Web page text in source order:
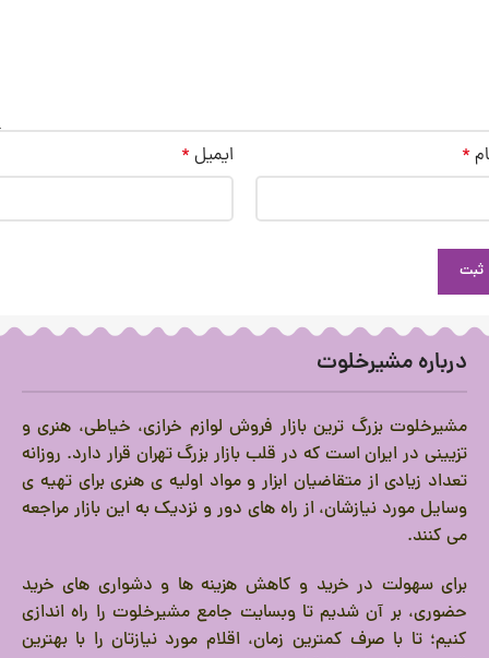
* ایمیل *
درباره مشیرخلوت
مشیرخلوت بزرگ ترین بازار فروش لوازم خرازی، خیاطی، هنری و
تزیینی در ایران است که در قلب بازار بزرگ تهران قرار دارد. روزانه
تعداد زیادی از متقاضیان ابزار و مواد اولیه ی هنری برای تهیه ی
وسایل مورد نیازشان، از راه های دور و نزدیک به این بازار مراجعه
می کنند.
برای سهولت در خرید و کاهش هزینه ها و دشواری های خرید
حضوری، بر آن شدیم تا وبسایت جامع مشیرخلوت را راه اندازی
کنیم؛ تا با صرف کمترین زمان، اقلام مورد نیازتان را با بهترین